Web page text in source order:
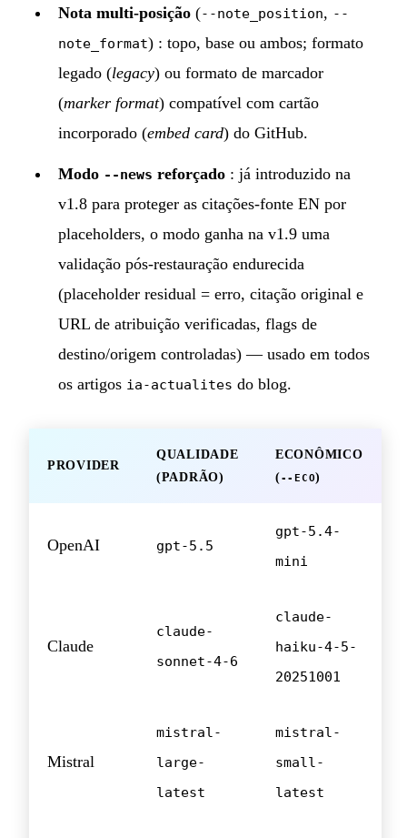
Nota multi-posição (--note_position, --
note_format) : topo, base ou ambos; formato
legado (legacy) ou formato de marcador
(marker format) compatível com cartão
incorporado (embed card) do GitHub.
Modo --news reforçado : já introduzido na
v1.8 para proteger as citações-fonte EN por
placeholders, o modo ganha na v1.9 uma
validação pós-restauração endurecida
(placeholder residual = erro, citação original e
URL de atribuição verificadas, flags de
destino/origem controladas) — usado em todos
os artigos ia-actualites do blog.
PROVIDER
QUALIDADE
(PADRÃO)
ECONÔMICO
(--ECO)
OpenAI gpt-5.5
gpt-5.4-
mini
Claude
claude-
sonnet-4-6
claude-
haiku-4-5-
20251001
Mistral
mistral-
large-
latest
mistral-
small-
latest